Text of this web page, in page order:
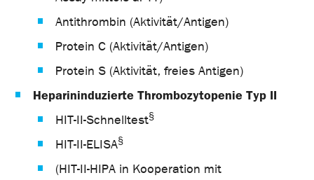
Antithrombin (Aktivität/Antigen)
Protein C (Aktivität/Antigen)
Protein S (Aktivität, freies Antigen)
Heparininduzierte Thrombozytopenie Typ II
HIT-II-Schnelltest§
HIT-II-ELISA§
(HIT-II-HIPA in Kooperation mit